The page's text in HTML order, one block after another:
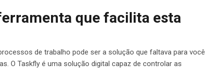
que facilita esta
de trabalho pode ser a solução que faltava para você
O Taskfly é uma solução digital capaz de controlar as